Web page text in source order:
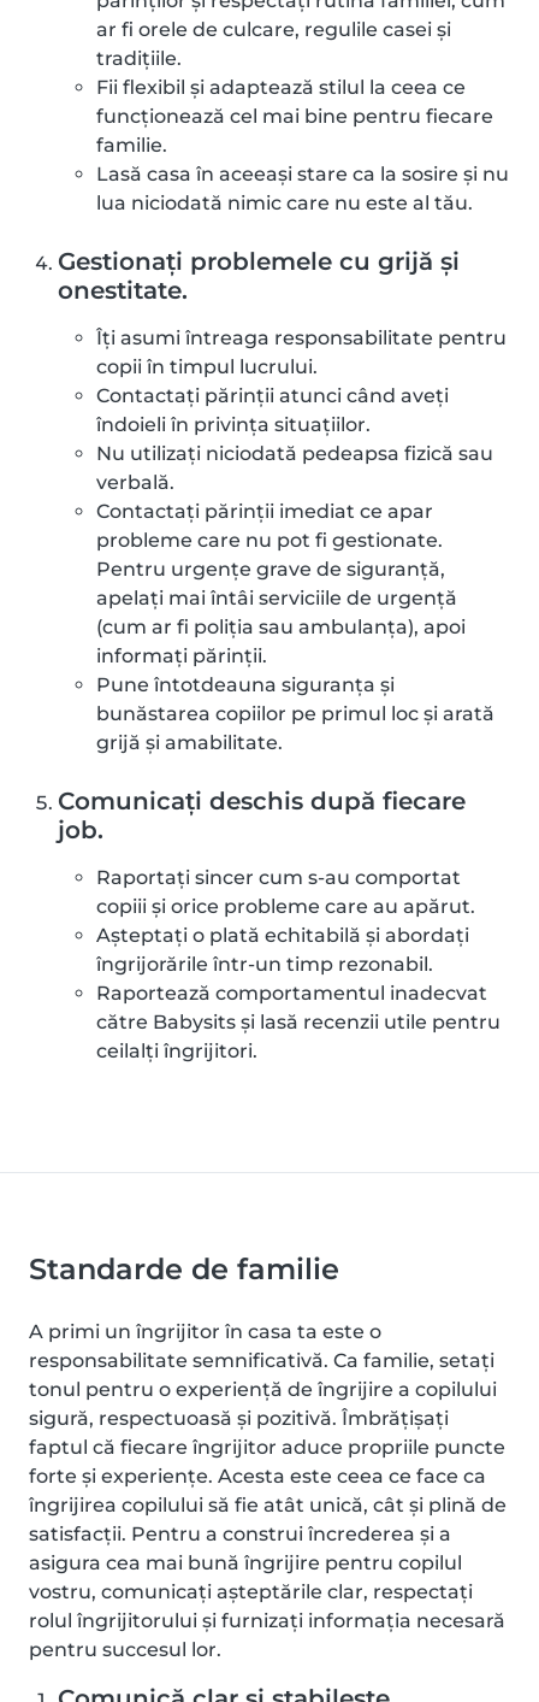
ar fi orele de culcare, regulile casei și
tradițiile.
Fii flexibil și adaptează stilul la ceea ce
funcționează cel mai bine pentru fiecare
familie.
Lasă casa în aceeași stare ca la sosire și nu
lua niciodată nimic care nu este al tău.
Gestionați problemele cu grijă și
onestitate.
Îți asumi întreaga responsabilitate pentru
copii în timpul lucrului.
Contactați părinții atunci când aveți
îndoieli în privința situațiilor.
Nu utilizați niciodată pedeapsa fizică sau
verbală.
Contactați părinții imediat ce apar
probleme care nu pot fi gestionate.
Pentru urgențe grave de siguranță,
apelați mai întâi serviciile de urgență
(cum ar fi poliția sau ambulanța), apoi
informați părinții.
Pune întotdeauna siguranța și
bunăstarea copiilor pe primul loc și arată
grijă și amabilitate.
Comunicați deschis după fiecare
job.
Raportați sincer cum s-au comportat
copiii și orice probleme care au apărut.
Așteptați o plată echitabilă și abordați
îngrijorările într-un timp rezonabil.
Raportează comportamentul inadecvat
către Babysits și lasă recenzii utile pentru
ceilalți îngrijitori.
Standarde de familie
A primi un îngrijitor în casa ta este o
responsabilitate semnificativă. Ca familie, setați
tonul pentru o experiență de îngrijire a copilului
sigură, respectuoasă și pozitivă. Îmbrățișați
faptul că fiecare îngrijitor aduce propriile puncte
forte și experiențe. Acesta este ceea ce face ca
îngrijirea copilului să fie atât unică, cât și plină de
satisfacții. Pentru a construi încrederea și a
asigura cea mai bună îngrijire pentru copilul
vostru, comunicați așteptările clar, respectați
rolul îngrijitorului și furnizați informația necesară
pentru succesul lor.